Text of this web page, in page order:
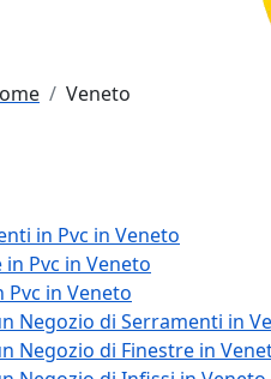
Veneto
in Pvc in Veneto
in Pvc in Veneto
Pvc in Veneto
Negozio di Serramenti in
Negozio di Finestre in